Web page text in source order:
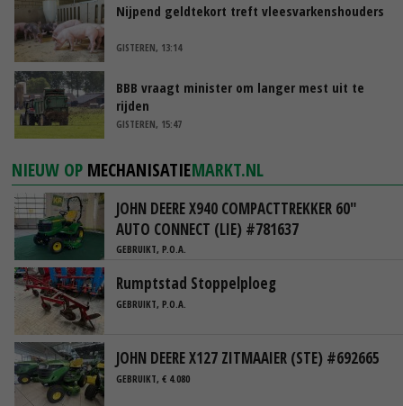
Nijpend geldtekort treft vleesvarkenshouders
GISTEREN, 13:14
BBB vraagt minister om langer mest uit te
rijden
GISTEREN, 15:47
NIEUW OP MECHANISATIEMARKT.NL
JOHN DEERE X940 COMPACTTREKKER 60"
AUTO CONNECT (LIE) #781637
GEBRUIKT, P.O.A.
Rumptstad Stoppelploeg
GEBRUIKT, P.O.A.
JOHN DEERE X127 ZITMAAIER (STE) #692665
GEBRUIKT, € 4.080